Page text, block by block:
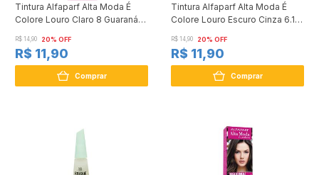
Tintura Alfaparf Alta Moda É
Colore Louro Claro 8 Guaraná
R$ 14,90 20% OFF
R$ 11,90
Comprar
Tintura Alfaparf Alta Moda É
Colore Louro Escuro Cinza 6.1
R$ 14,90 20% OFF
R$ 11,90
Comprar